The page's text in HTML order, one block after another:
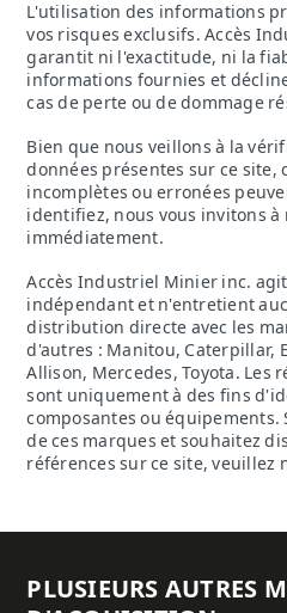
L'utilisation des informations
vos risques exclusifs. Accès
garantit ni l'exactitude, ni la
informations fournies et
cas de perte ou de dommage
Bien que nous veillons à la
données présentes sur ce site,
incomplètes ou erronées
identifiez, nous vous invitons
immédiatement.
Accès Industriel Minier inc.
indépendant et n'entretient
distribution directe avec les
d'autres : Manitou, Caterpillar,
Allison, Mercedes, Toyota. Les
sont uniquement à des fins
composantes ou équipements.
de ces marques et souhaitez
références sur ce site, veuillez
PLUSIEURS AUTRES